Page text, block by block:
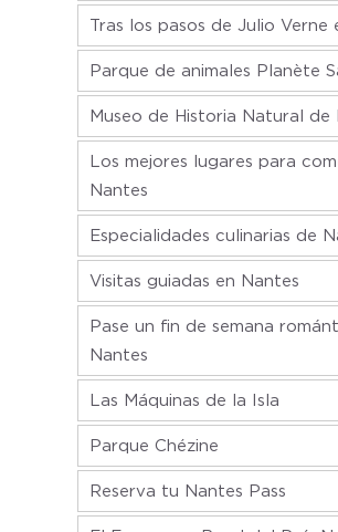
Tras los pasos de Julio Verne
Parque de animales Planète
Museo de Historia Natural de
Los mejores lugares para
Nantes
Especialidades culinarias de
Visitas guiadas en Nantes
Pase un fin de semana
Nantes
Las Máquinas de la Isla
Parque Chézine
Reserva tu Nantes Pass